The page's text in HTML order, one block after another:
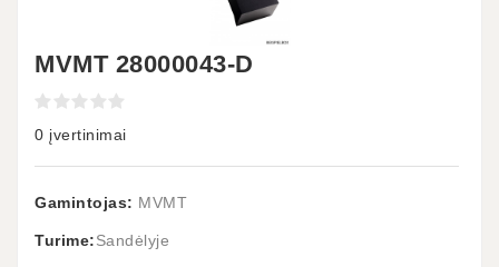
MVMT 28000043-D
0 įvertinimai
Gamintojas: MVMT
Turime:Sandėlyje